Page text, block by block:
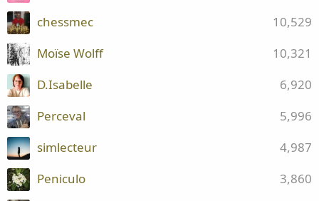
10,529
chessmec
10,321
Moïse Wolff
6,920
D.Isabelle
5,996
Perceval
4,987
simlecteur
3,860
Peniculo